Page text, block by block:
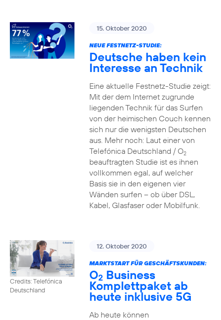
15. Oktober 2020
NEUE FESTNETZ-STUDIE:
Deutsche haben kein
Interesse an Technik
Eine aktuelle Festnetz-Studie zeigt:
Mit der dem Internet zugrunde
liegenden Technik für das Surfen
von der heimischen Couch kennen
sich nur die wenigsten Deutschen
aus. Mehr noch: Laut einer von
Telefónica Deutschland / O2
beauftragten Studie ist es ihnen
vollkommen egal, auf welcher
Basis sie in den eigenen vier
Wänden surfen – ob über DSL,
Kabel, Glasfaser oder Mobilfunk.
Credits: Telefónica
Deutschland
12. Oktober 2020
MARKTSTART FÜR GESCHÄFTSKUNDEN:
O2 Business
Komplettpaket ab
heute inklusive 5G
Ab heute können